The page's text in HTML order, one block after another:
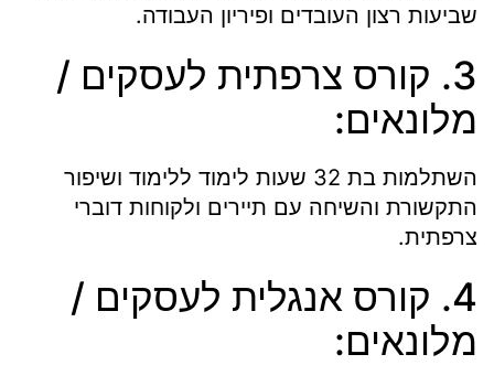
שביעות רצון העובדים ופיריון העבודה.
3. קורס צרפתית לעסקים /
מלונאים:
השתלמות בת 32 שעות לימוד ללימוד ושיפור
התקשורת והשיחה עם תיירים ולקוחות דוברי
צרפתית.
4. קורס אנגלית לעסקים /
מלונאים: